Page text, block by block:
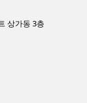
상가동 3층